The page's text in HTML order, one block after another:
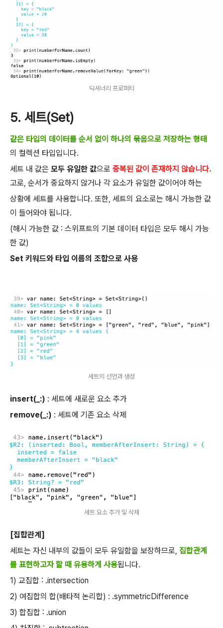
딕셔너리 프로퍼티
5. 세트(Set)
같은 타입의 데이터를 순서 없이 하나의 묶음으로 저장하는 형태
의 컬렉션 타입입니다.
세트 내 값은 모두 유일한 값으로 중복된 값이 존재하지 않습니다.
고로, 순서가 중요하지 않거나 각 요소가 유일한 값이어야 하는
상황에 세트를 사용합니다. 또한, 세트의 요소로는 해시 가능한 값
이 들어와야 됩니다.
(해시 가능한 값 : 스위프트의 기본 데이터 타입은 모두 해시 가능
한 값)
Set 키워드와 타입 이름의 조합으로 사용
세트의 선언과 생성
insert(_:) : 세트에 새로운 요소 추가
remove(_:) : 세트에 기존 요소 삭제
세트 요소 추가 및 삭제
[집합관계]
세트는 자신 내부의 값들이 모두 유일함을 보장하므로, 집합관계
를 표현하고자 할 때 유용하게 사용됩니다.
1) 교집합 : .intersection
2) 여집합의 합(배타적 논리합) : .symmetricDifference
3) 합집합 : .union